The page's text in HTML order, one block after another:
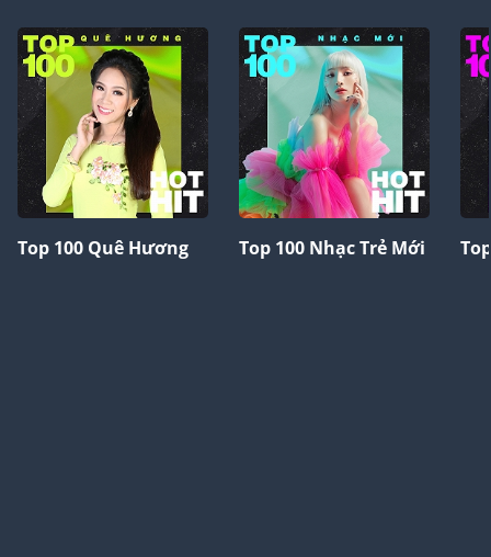
Top 100 Quê Hương Top 100 Nhạc Trẻ Mới